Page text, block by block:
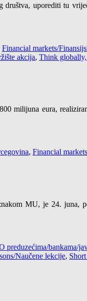
uporediti tu
Financial markets/
akcija, Think
milijuna eura,
, Financial
MU, je 24. juna,
bankama/
Naučene lekcije,